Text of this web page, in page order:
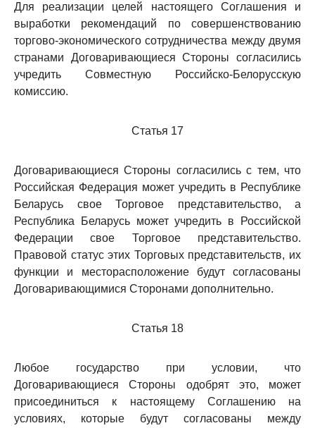
Для реализации целей настоящего Соглашения и
выработки рекомендаций по совершенствованию
торгово-экономического сотрудничества между двумя
странами Договаривающиеся Стороны согласились
учредить Совместную Российско-Белорусскую
комиссию.
Статья 17
Договаривающиеся Стороны согласились с тем, что
Российская Федерация может учредить в Республике
Беларусь свое Торговое представительство, а
Республика Беларусь может учредить в Российской
Федерации свое Торговое представительство.
Правовой статус этих Торговых представительств, их
функции и месторасположение будут согласованы
Договаривающимися Сторонами дополнительно.
Статья 18
Любое государство при условии, что
Договаривающиеся Стороны одобрят это, может
присоединиться к настоящему Соглашению на
условиях, которые будут согласованы между